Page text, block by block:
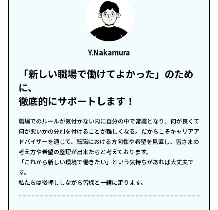
Y.Nakamura
「新しい職場で働けてよかった」のため
に、
徹底的にサポートします！
職場でのルールが気付かない内に自分の中で常識となり、何が良くて
何が悪いかの分別を付けることが難しくなる。だからこそキャリアア
ドバイザーを通じて、転職における方向性や希望を見直し、皆さまの
考え方や希望の整理が出来たらと考えております。
「これから新しい環境で働きたい」という気持ちがあれば大丈夫で
す。
私たちは後押ししながら皆様と一緒に走ります。